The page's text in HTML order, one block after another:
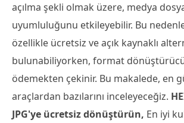
açılma şekli olmak üzere, medya
uyumluluğunu etkileyebilir. Bu
özellikle ücretsiz ve açık kaynaklı
bulunabiliyorken, format
ödemekten çekinir. Bu makalede, en
araçlardan bazılarını inceleyeceğiz.
JPG'ye ücretsiz dönüştürün, En iyi